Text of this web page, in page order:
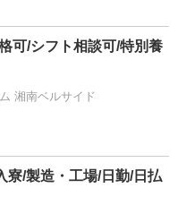
可/シフト相談可/特別養
湘南ベルサイド
寮/製造・工場/日勤/日払